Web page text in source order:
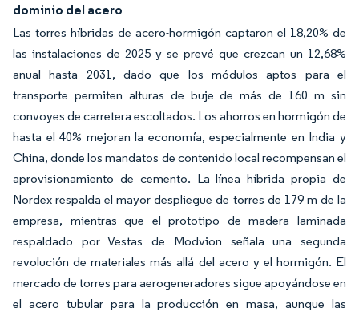
dominio del acero
Las torres híbridas de acero-hormigón captaron el 18,20% de
las instalaciones de 2025 y se prevé que crezcan un 12,68%
anual hasta 2031, dado que los módulos aptos para el
transporte permiten alturas de buje de más de 160 m sin
convoyes de carretera escoltados. Los ahorros en hormigón de
hasta el 40% mejoran la economía, especialmente en India y
China, donde los mandatos de contenido local recompensan el
aprovisionamiento de cemento. La línea híbrida propia de
Nordex respalda el mayor despliegue de torres de 179 m de la
empresa, mientras que el prototipo de madera laminada
respaldado por Vestas de Modvion señala una segunda
revolución de materiales más allá del acero y el hormigón. El
mercado de torres para aerogeneradores sigue apoyándose en
el acero tubular para la producción en masa, aunque las